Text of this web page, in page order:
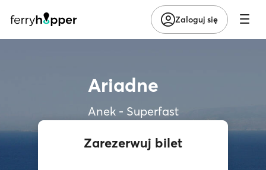
Zaloguj się
Ariadne
Anek - Superfast
Zarezerwuj bilet